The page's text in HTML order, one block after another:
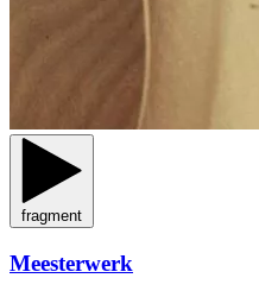
fragment
Meesterwerk